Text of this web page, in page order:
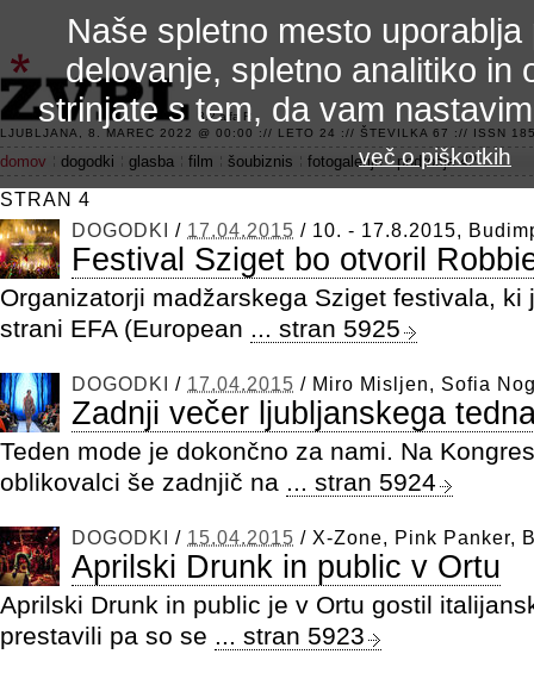
3.2 alfa R
LJUBLJANA, 8. MAREC 2022 @ 00:00 :// LETO 24 :// ŠTEVILKA 67 :// ISSN
domov dogodki glasba film šoubiznis fotogalerije področje 42
STRAN 4
DOGODKI / 17.04.2015 / 10. - 17.8.2015,
Festival Sziget bo otvoril
Organizatorji madžarskega Sziget festivala, ki
strani EFA (European ... stran 5925
DOGODKI / 17.04.2015 / Miro Misljen, Sofia
Zadnji večer ljubljanskega
Teden mode je dokončno za nami. Na
oblikovalci še zadnjič na ... stran 5924
DOGODKI / 15.04.2015 / X-Zone, Pink Panker,
Aprilski Drunk in public v Ortu
Aprilski Drunk in public je v Ortu gostil
prestavili pa so se ... stran 5923
Naše spletno mesto
delovanje, spletno analitiko in
strinjate s tem, da vam
več o piškotkih